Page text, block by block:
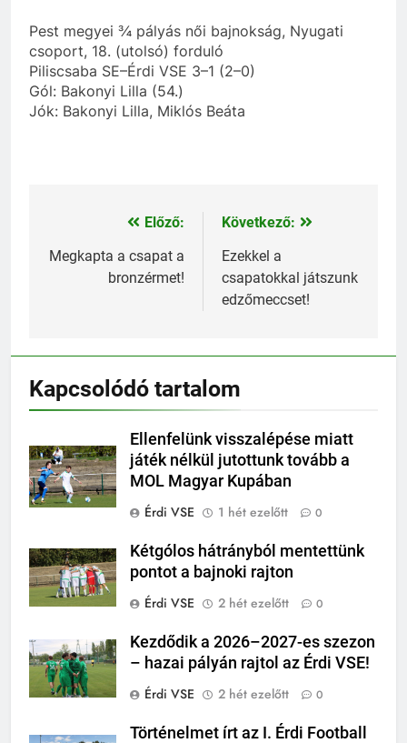
Pest megyei ¾ pályás női bajnokság, Nyugati
csoport, 18. (utolsó) forduló
Piliscsaba SE–Érdi VSE 3–1 (2–0)
Gól: Bakonyi Lilla (54.)
Jók: Bakonyi Lilla, Miklós Beáta
Bejegyzés
navigáció
Előző:
Megkapta a csapat a
bronzérmet!
Következő:
Ezekkel a
csapatokkal játszunk
edzőmeccset!
Kapcsolódó tartalom
Ellenfelünk visszalépése miatt
játék nélkül jutottunk tovább a
MOL Magyar Kupában
Érdi VSE
1 hét ezelőtt 0
Kétgólos hátrányból mentettünk
pontot a bajnoki rajton
Érdi VSE
2 hét ezelőtt 0
Kezdődik a 2026–2027-es szezon
– hazai pályán rajtol az Érdi VSE!
Érdi VSE
2 hét ezelőtt 0
Történelmet írt az I. Érdi Football